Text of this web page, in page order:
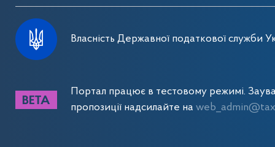
Власність Державної податкової служби
Портал працює в тестовому режимі.
пропозиції надсилайте на